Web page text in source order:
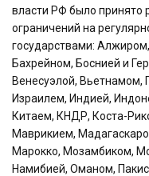
власти РФ было принято
ограничений на
государствами:
Бахрейном, Боснией и
Венесуэлой, Вьетнамом,
Израилем, Индией,
Китаем, КНДР, Коста-
Маврикием,
Марокко, Мозамбиком,
Намибией, Оманом,